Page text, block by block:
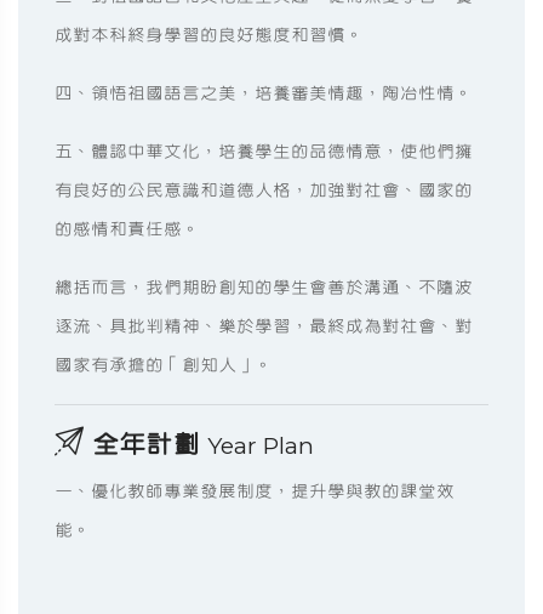
成對本科終身學習的良好態度和習慣。
四、領悟祖國語言之美，培養審美情趣，陶冶性情。
五、體認中華文化，培養學生的品德情意，使他們擁
有良好的公民意識和道德人格，加強對社會、國家的
的感情和責任感。
總括而言，我們期盼創知的學生會善於溝通、不隨波
逐流、具批判精神、樂於學習，最終成為對社會、對
國家有承擔的「創知人」。
全年計劃 Year Plan
一、優化教師專業發展制度，提升學與教的課堂效
能。